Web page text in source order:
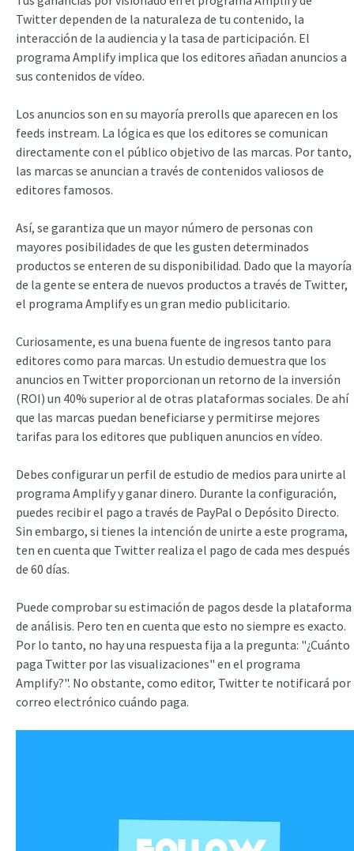
Twitter dependen de la naturaleza de tu contenido, la
interacción de la audiencia y la tasa de participación. El
programa Amplify implica que los editores añadan anuncios a
sus contenidos de vídeo.
Los anuncios son en su mayoría prerolls que aparecen en los
feeds instream. La lógica es que los editores se comunican
directamente con el público objetivo de las marcas. Por tanto,
las marcas se anuncian a través de contenidos valiosos de
editores famosos.
Así, se garantiza que un mayor número de personas con
mayores posibilidades de que les gusten determinados
productos se enteren de su disponibilidad. Dado que la mayoría
de la gente se entera de nuevos productos a través de Twitter,
el programa Amplify es un gran medio publicitario.
Curiosamente, es una buena fuente de ingresos tanto para
editores como para marcas. Un estudio demuestra que los
anuncios en Twitter proporcionan un retorno de la inversión
(ROI) un 40% superior al de otras plataformas sociales. De ahí
que las marcas puedan beneficiarse y permitirse mejores
tarifas para los editores que publiquen anuncios en vídeo.
Debes configurar un perfil de estudio de medios para unirte al
programa Amplify y ganar dinero. Durante la configuración,
puedes recibir el pago a través de PayPal o Depósito Directo.
Sin embargo, si tienes la intención de unirte a este programa,
ten en cuenta que Twitter realiza el pago de cada mes después
de 60 días.
Puede comprobar su estimación de pagos desde la plataforma
de análisis. Pero ten en cuenta que esto no siempre es exacto.
Por lo tanto, no hay una respuesta fija a la pregunta: "¿Cuánto
paga Twitter por las visualizaciones" en el programa
Amplify?". No obstante, como editor, Twitter te notificará por
correo electrónico cuándo paga.